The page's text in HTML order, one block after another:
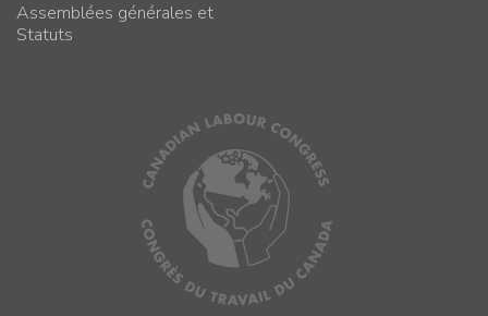
Assemblées générales et
Statuts